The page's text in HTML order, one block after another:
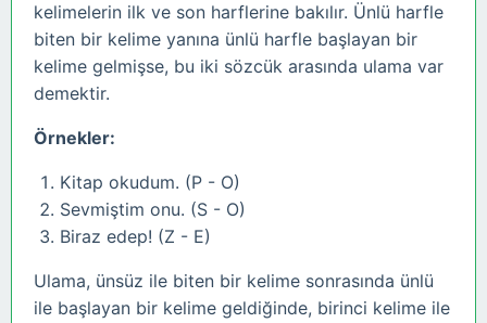
kelimelerin ilk ve son harflerine bakılır. Ünlü harfle
biten bir kelime yanına ünlü harfle başlayan bir
kelime gelmişse, bu iki sözcük arasında ulama var
demektir.
Örnekler:
Kitap okudum. (P - O)
Sevmiştim onu. (S - O)
Biraz edep! (Z - E)
Ulama, ünsüz ile biten bir kelime sonrasında ünlü
ile başlayan bir kelime geldiğinde, birinci kelime ile